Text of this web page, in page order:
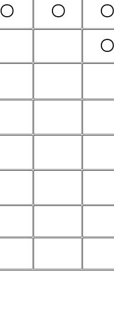
〇 〇 〇
〇